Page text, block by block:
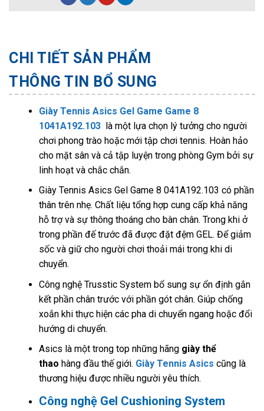
CHI TIẾT SẢN PHẨM
THÔNG TIN BỔ SUNG
Giày Tennis Asics Gel Game Game 8
1041A192.103 là một lựa chọn lý tưởng cho người
chơi phong trào hoặc mới tập chơi tennis. Hoàn hảo
cho mặt sân và cả tập luyện trong phòng Gym bởi sự
linh hoạt và chắc chắn.
Giày Tennis Asics Gel Game 8 041A192.103 có phần
thân trên nhẹ. Chất liệu tổng hợp cung cấp khả năng
hỗ trợ và sự thông thoáng cho bàn chân. Trong khi ở
trong phần đế trước đã được đặt đệm GEL. Để giảm
sốc và giữ cho người chơi thoải mái trong khi di
chuyển.
Công nghệ Trusstic System bổ sung sự ổn định gắn
kết phần chân trước với phần gót chân. Giúp chống
xoắn khi thực hiện các pha di chuyển ngang hoặc đổi
hướng di chuyển.
Asics là một trong top những hãng giày thể
thao hàng đầu thế giới. Giày Tennis Asics cũng là
thương hiệu được nhiều người yêu thích.
Công nghệ Gel Cushioning System